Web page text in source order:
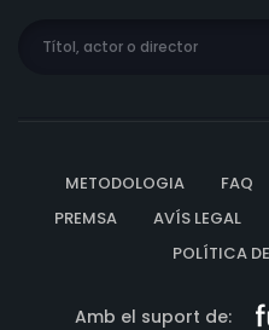
METODOLOGIA FAQ
PREMSA
AVÍS LEGAL
POLÍTICA
Amb el suport de: